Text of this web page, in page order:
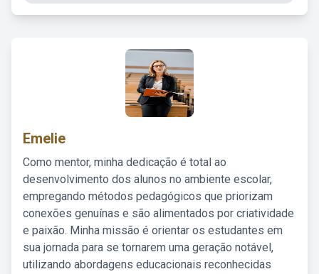
Emelie
Como mentor, minha dedicação é total ao
desenvolvimento dos alunos no ambiente escolar,
empregando métodos pedagógicos que priorizam
conexões genuínas e são alimentados por criatividade
e paixão. Minha missão é orientar os estudantes em
sua jornada para se tornarem uma geração notável,
utilizando abordagens educacionais reconhecidas